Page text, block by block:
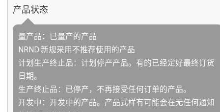
产品状态
量产品：已量产的产品
NRND:新规采用不推荐使用的产品
计划生产终止品：计划停产产品。有的已经定好最终订货
日期。
生产终止品：已停产，不再接受任何订单的产品。
开发中：开发中的产品。产品式样有可能会在无任何通知